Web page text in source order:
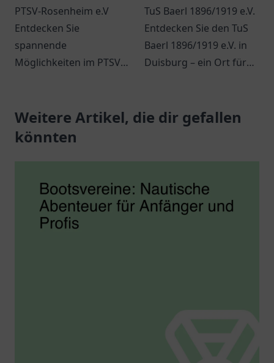
PTSV-Rosenheim e.V
Entdecken Sie
spannende
Möglichkeiten im PTSV-
aufeinander treffen.
TuS Baerl 1896/1919 e.V.
Entdecken Sie den TuS
Baerl 1896/1919 e.V. in
Duisburg – ein Ort für
Aktivitäten für alle
Altersgruppen.
Weitere Artikel, die dir gefallen
könnten